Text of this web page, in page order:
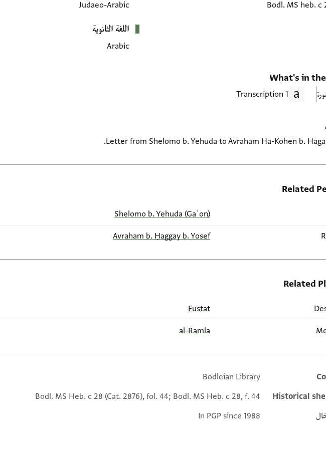
Bodl. MS heb. c
Judaeo-Arabic
اللغة الثانوية
Arabic
What's in the
1 Transcription
Letter from Shelomo b. Yehuda to Avraham Ha-Kohen b.
Related
Shelomo b. Yehuda (Gaʾon)
Avraham b. Ḥaggay b. Yosef
Related
Fustat
al-Ramla
Additional
Bodleian Library
Historical
Bodl. MS Heb. c 28 (Cat. 2876), fol. 44; Bodl. MS Heb. c 28, f. 44
In PGP since 1988